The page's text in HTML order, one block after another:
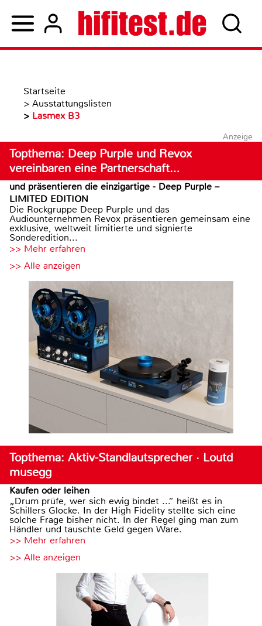
Startseite
> Ausstattungslisten
> Lasmex B3
Anzeige
Topthema: Deep Purple und Revox
vereinbaren eine Partnerschaft…
und präsentieren die einzigartige - Deep Purple –
LIMITED EDITION
Die Rockgruppe Deep Purple und das
Audiounternehmen Revox präsentieren gemeinsam eine
exklusive, weltweit limitierte und signierte
Sonderedition...
>> Mehr erfahren
>> Alle anzeigen
Topthema: Aktiv-Standlautsprecher · Loutd
musegg
Kaufen oder leihen
„Drum prüfe, wer sich ewig bindet ...“ heißt es in
Schillers Glocke. In der High Fidelity stellte sich eine
solche Frage bisher nicht. In der Regel ging man zum
Händler und tauschte Geld gegen Ware.
>> Mehr erfahren
>> Alle anzeigen